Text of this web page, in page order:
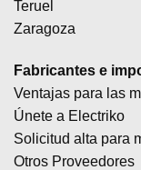
Teruel
Zaragoza
Fabricantes e
Ventajas para las
Únete a Electriko
Solicitud alta para
Otros Proveedores